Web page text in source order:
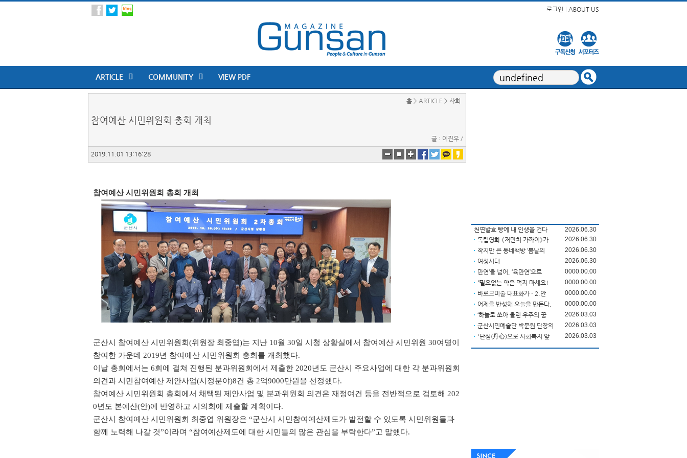
로그인 ABOUT US
ARTICLE COMMUNITY VIEW PDF
홈 > ARTICLE > 사회
참여예산 시민위원회 총회 개최
글 : 이진우 /
2019.11.01 13:16:28
참여예산 시민위원회 총회 개최
군산시 참여예산 시민위원회 (위원장 최중엽)는 지난 10월 30일 시청 상황실에서 참여예산 시민위원 30여명이
참여한 가운데 2019년 참여예산 시민위원회 총회를 개최했다.
이날 총회에서는 6회에 걸쳐 진행된 분과위원회에서 제출한 2020년도 군산시 주요사업에 대한 각 분과위원회
의견과 시민참여예산 제안사업(시정분야)8건 총 2억9000만원을 선정했다.
참여예산 시민위원회 총회에서 채택된 제안사업 및 분과위원회 의견은 재정여건 등을 전반적으로 검토해 202
0년도 본예산(안)에 반영하고 시의회에 제출할 계획이다.
군산시 참여예산 시민위원회 최중엽 위원장은 “군산시 시민참여예산제도가 발전할 수 있도록 시민위원들과
함께 노력해 나갈 것”이라며 “참여예산제도에 대한 시민들의 많은 관심을 부탁한다”고 말했다.
천연발효 빵에 내 인생을 건다
2026.06.30
독립영화 《저만치 가까이》가
2026.06.30
작지만 큰 동네책방 ‘봄날의
2026.06.30
여성시대
2026.06.30
만연‘을 넘어, ‘육만연’으로
0000.00.00
“필요없는 약은 먹지 마세요!
0000.00.00
바로크미술 대표화가 - 2.안
0000.00.00
어제를 반성해 오늘을 만든다,
0000.00.00
‘하늘로 쏘아 올린 우주의 꿈
2026.03.03
군산시민예술단 박문원 단장의
2026.03.03
'단심(丹心)으로 사회복지 앞
2026.03.03